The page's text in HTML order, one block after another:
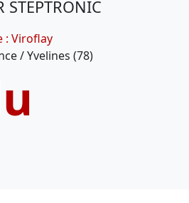
STEPTRONIC
: Viroflay
/ Yvelines (78)